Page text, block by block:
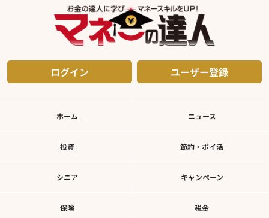
ログイン ユーザー登録
ホーム ニュース
投資 節約・ポイ活
シニア キャンペーン
保険 税金